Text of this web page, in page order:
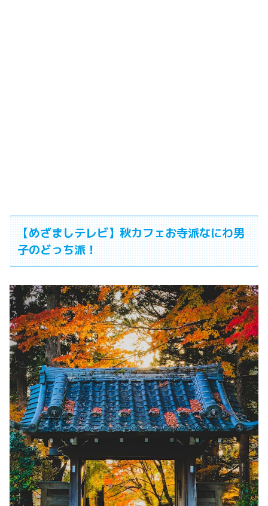
【めざましテレビ】秋カフェお寺派なにわ男
子のどっち派！